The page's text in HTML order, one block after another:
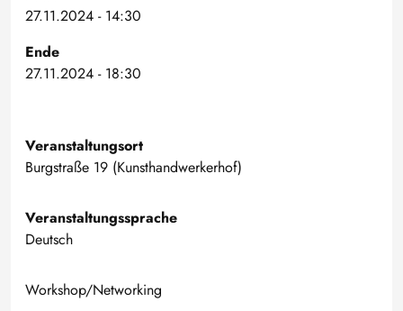
27.11.2024 - 14:30
Ende
27.11.2024 - 18:30
Veranstaltungsort
Burgstraße 19 (Kunsthandwerkerhof)
Veranstaltungssprache
Deutsch
Workshop/Networking